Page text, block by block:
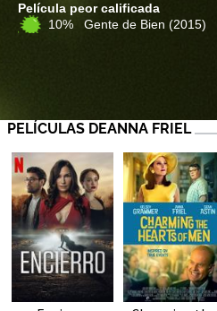
Película peor calificada
10% Gente de Bien (2015)
PELÍCULAS DEANNA FRIEL